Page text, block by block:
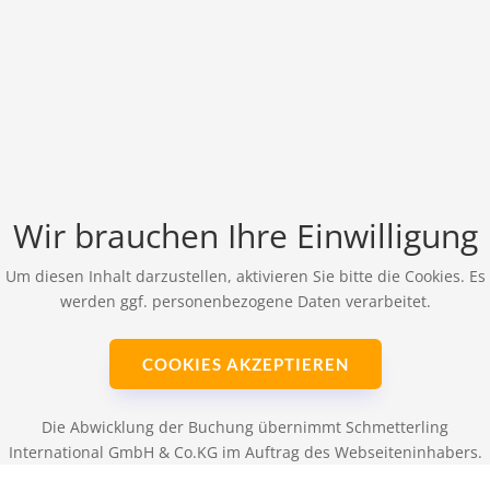
Wir brauchen Ihre Einwilligung
Um diesen Inhalt darzustellen, aktivieren Sie bitte die Cookies. Es
werden ggf. personenbezogene Daten verarbeitet.
COOKIES AKZEPTIEREN
Die Abwicklung der Buchung übernimmt Schmetterling
International GmbH & Co.KG im Auftrag des Webseiteninhabers.